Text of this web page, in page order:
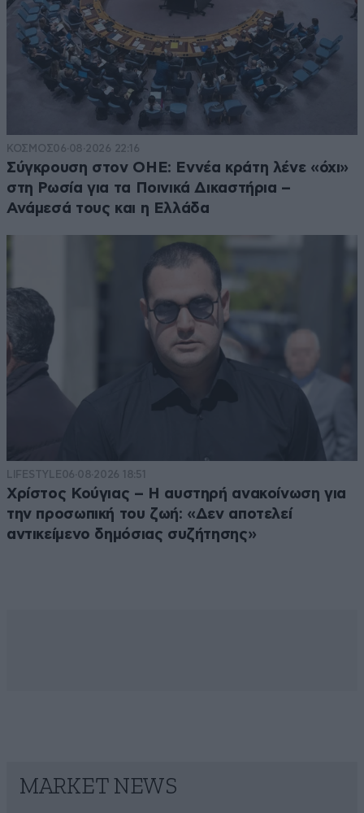
ΚΟΣΜΟΣ06·08·2026 22:16
Σύγκρουση στον ΟΗΕ: Εννέα κράτη λένε «όχι»
στη Ρωσία για τα Ποινικά Δικαστήρια –
Ανάμεσά τους και η Ελλάδα
LIFESTYLE06·08·2026 18:51
Χρίστος Κούγιας – Η αυστηρή ανακοίνωση για
την προσωπική του ζωή: «Δεν αποτελεί
αντικείμενο δημόσιας συζήτησης»
MARKET NEWS